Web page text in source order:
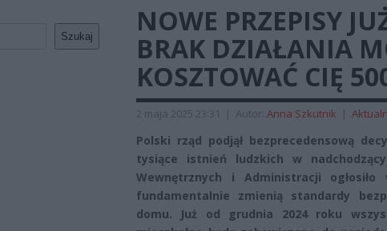
Szukaj
NOWE PRZEPISY
BRAK DZIAŁANIA
KOSZTOWAĆ CIĘ
2 maja 2025 23:31 | Autor: Anna Szkutnik |
Polski rząd podjął bezprecedensową
tysiące istnień ludzkich w
Wewnętrznych i Administracji
fundamentalnie zmienią standardy
domu. Już od grudnia 2024 roku